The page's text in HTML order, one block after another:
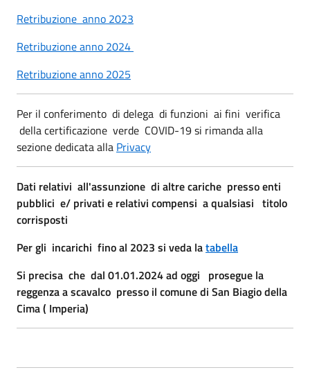
Retribuzione anno 2023
Retribuzione anno 2024
Retribuzione anno 2025
Per il conferimento di delega di funzioni ai fini verifica
della certificazione verde COVID-19 si rimanda alla
sezione dedicata alla Privacy
Dati relativi all'assunzione di altre cariche presso enti
pubblici e/ privati e relativi compensi a qualsiasi titolo
corrisposti
Per gli incarichi fino al 2023 si veda latabella
Si precisa che dal 01.01.2024 ad oggi prosegue la
reggenza a scavalco presso il comune di San Biagio della
Cima ( Imperia)